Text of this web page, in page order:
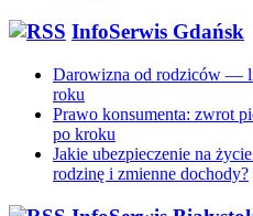
InfoSerwis Gdańsk
Darowizna od rodziców —
roku
Prawo konsumenta: zwrot
po kroku
Jakie ubezpieczenie na
rodzinę i zmienne dochody?